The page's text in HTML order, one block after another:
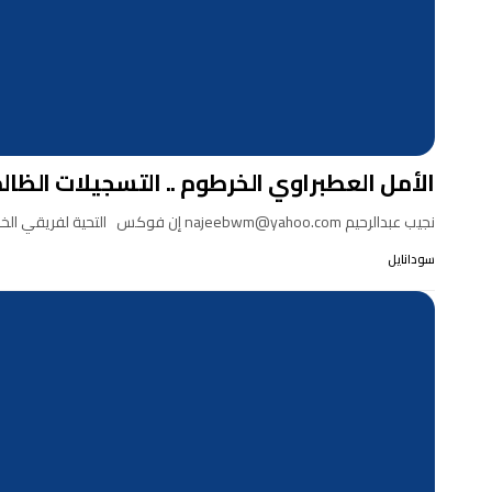
الأمل العطبراوي الخرطوم .. التسجيلات
نجيب عبدالرحيم najeebwm@yahoo.com إن فوكس التحية لفريقي الخرطوم والأمل عطبرة بمناسبة تأهل فريقيهما إلى الكونفدرالية لأول مرة…
سودانايل